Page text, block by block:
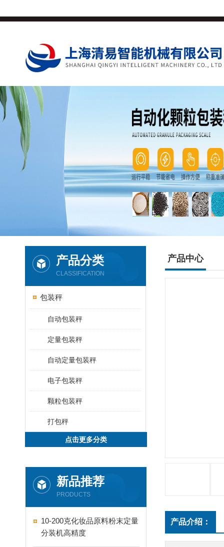
产品分类
CLASSIFICATION
包装秤
自动包装秤
定量包装秤
自动定量包装秤
电子包装秤
颗粒包装秤
打包秤
点击更多分类
新品推荐
PRODUCTS
10-200克化妆品原料粉末定量
分装机高精度
产品中心
产品介绍：